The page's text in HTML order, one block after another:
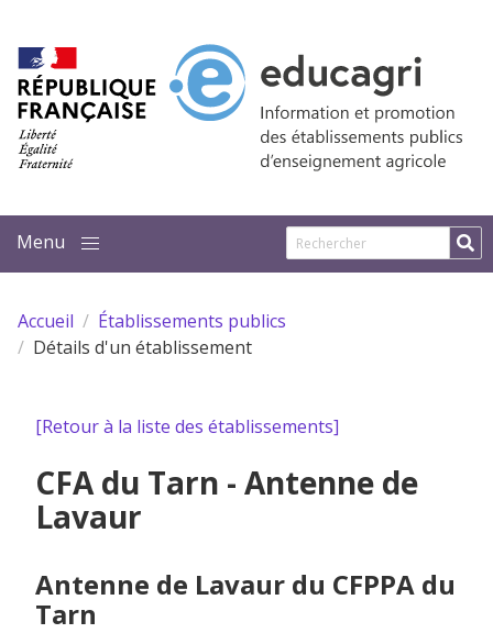
Accueil
Établissements publics
Détails d'un établissement
[Retour à la liste des établissements]
CFA du Tarn - Antenne de
Lavaur
Antenne de Lavaur du CFPPA du
Tarn